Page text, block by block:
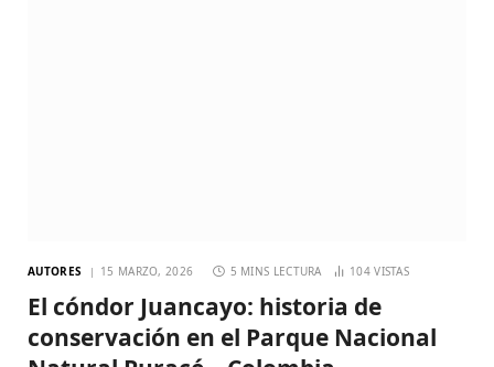
AUTORES 15 MARZO, 2026 5 MINS LECTURA 104VISTAS
El cóndor Juancayo: historia de
conservación en el Parque Nacional